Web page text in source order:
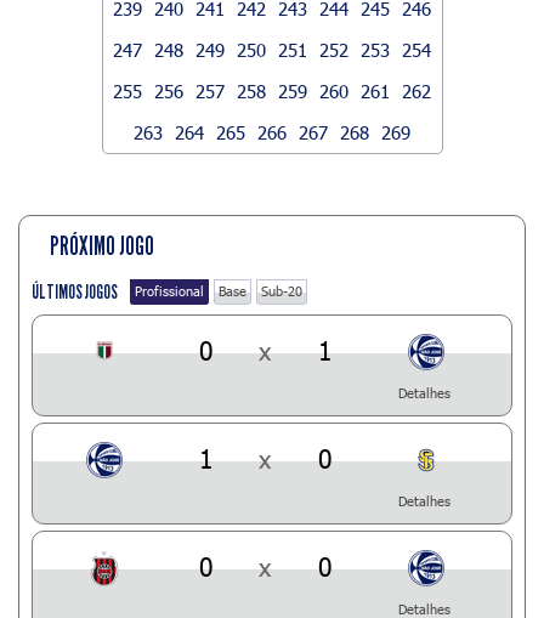
239
240 241 242 243 244 245
246
247
248 249 250 251 252 253
254
255
256 257 258 259 260 261
262
263
264 265 266 267 268 269
PRÓXIMO JOGO
ÚLTIMOS JOGOS Profissional Base Sub-20
0 x 1
Detalhes
1 x 0
Detalhes
0 x 0
Detalhes